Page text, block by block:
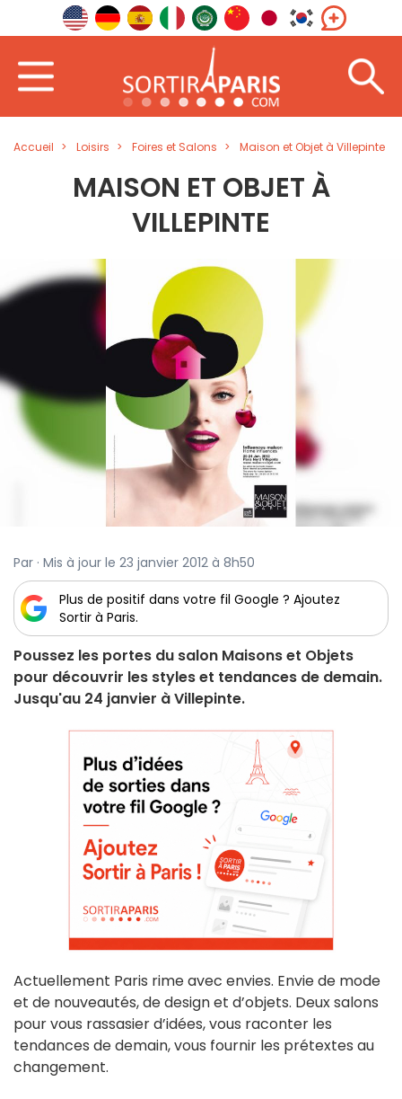
Accueil Loisirs Foires et Salons Maison et Objet à Villepinte
MAISON ET OBJET À
VILLEPINTE
Par · Mis à jour le 23 janvier 2012 à 8h50
Plus de positif dans votre fil Google ? Ajoutez
Sortir à Paris.
Poussez les portes du salon Maisons et Objets
pour découvrir les styles et tendances de demain.
Jusqu'au 24 janvier à Villepinte.
Actuellement Paris rime avec envies. Envie de mode
et de nouveautés, de design et d’objets. Deux salons
pour vous rassasier d’idées, vous raconter les
tendances de demain, vous fournir les prétextes au
changement.